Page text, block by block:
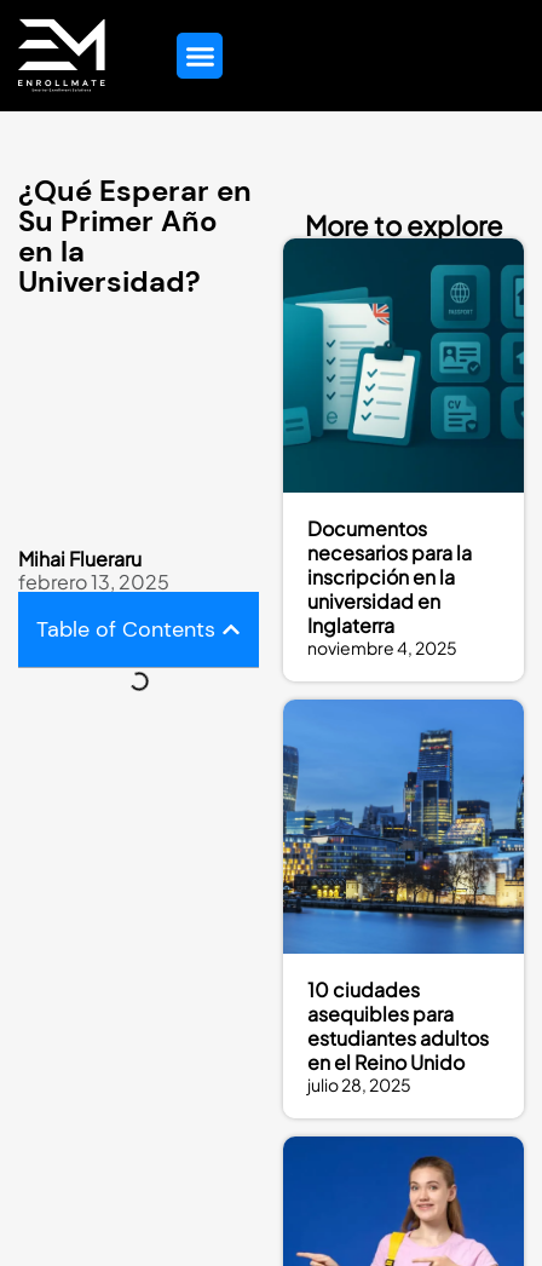
¿Qué Esperar en
Su Primer Año
en la
Universidad?
Mihai Flueraru
febrero 13, 2025
Table of Contents
More to explore
Documentos
necesarios para la
inscripción en la
universidad en
Inglaterra
noviembre 4, 2025
10 ciudades
asequibles para
estudiantes adultos
en el Reino Unido
julio 28, 2025